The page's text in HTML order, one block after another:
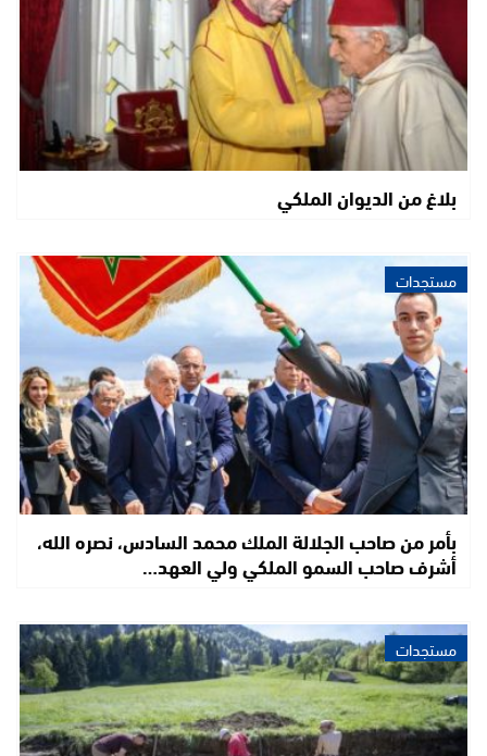
بلاغ من الديوان الملكي
مستجدات
بأمر من صاحب الجلالة الملك محمد السادس، نصره الله،
أشرف صاحب السمو الملكي ولي العهد…
مستجدات